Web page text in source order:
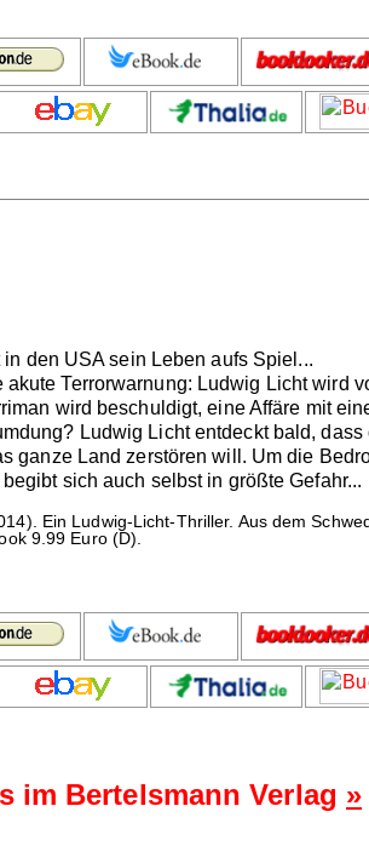
den USA sein Leben aufs Spiel...
Terrorwarnung: Ludwig Licht wird
wird beschuldigt, eine Affäre mit
Ludwig Licht entdeckt bald,
ganze Land zerstören will. Um die
sich auch selbst in größte Gefahr...
Ein Ludwig-Licht-Thriller. Aus dem
9.99 Euro (D).
im Bertelsmann Verlag »